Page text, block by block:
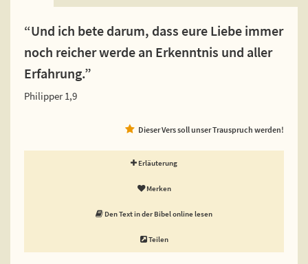
“Und ich bete darum, dass eure Liebe immer
noch reicher werde an Erkenntnis und aller
Erfahrung.”
Philipper 1,9
Dieser Vers soll unser Trauspruch werden!
Erläuterung
Merken
Den Text in der Bibel online lesen
Teilen